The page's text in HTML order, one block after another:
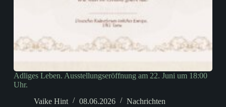
Adliges Leben. Ausstellungseröffnung am 22. Juni um 18:00
Uhr.
Vaike Hint
08.06.2026 Nachrichten